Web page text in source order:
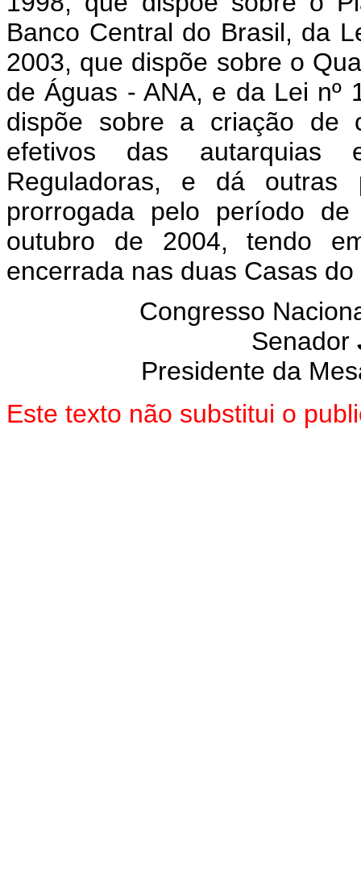
Banco Central do Brasil, da
2003, que dispõe sobre o
de Águas - ANA, e da Lei nº
dispõe sobre a criação de
efetivos das autarquias
Reguladoras, e dá outras
prorrogada pelo período
outubro de 2004, tendo
encerrada nas duas Casas
Congresso
Senador
Presidente da
Este texto não substitui o